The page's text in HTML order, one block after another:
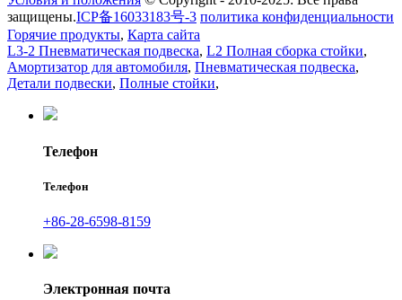
защищены.ICP备16033183号-3 политика конфиденциальности
Горячие продукты, Карта сайта
L3-2 Пневматическая подвеска, L2 Полная сборка стойки,
Амортизатор для автомобиля, Пневматическая подвеска,
Детали подвески, Полные стойки,
Телефон
Телефон
+86-28-6598-8159
Электронная почта